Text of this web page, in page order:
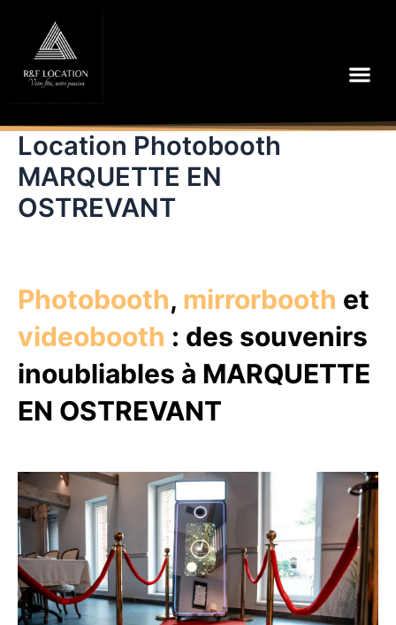
contenu
Location Photobooth
MARQUETTE EN
OSTREVANT
Photobooth, mirrorbooth et
videobooth : des souvenirs
inoubliables à MARQUETTE
EN OSTREVANT